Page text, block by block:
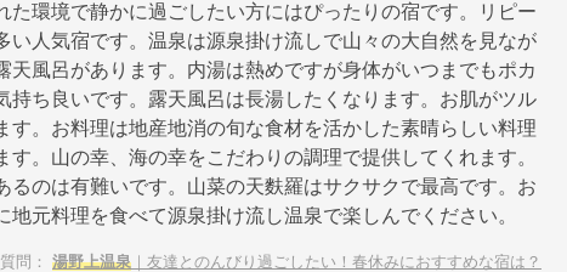
た環境で静かに過ごしたい方にはぴったりの宿です。リピー
い人気宿です。温泉は源泉掛け流しで山々の大自然を見なが
天風呂があります。内湯は熱めですが身体がいつまでもポカ
持ち良いです。露天風呂は長湯したくなります。お肌がツル
す。お料理は地産地消の旬な食材を活かした素晴らしい料理
す。山の幸、海の幸をこだわりの調理で提供してくれます。
るのは有難いです。山菜の天麩羅はサクサクで最高です。お
地元料理を食べて源泉掛け流し温泉で楽しんでください。
問： 湯野上温泉 ｜友達とのんびり過ごしたい！春休みにおすすめな宿は？